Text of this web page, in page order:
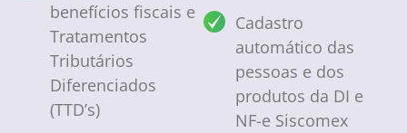
benefícios fiscais e
Tratamentos
Tributários
Diferenciados
(TTD’s)
Cadastro
automático das
pessoas e dos
produtos da DI e
NF-e Siscomex